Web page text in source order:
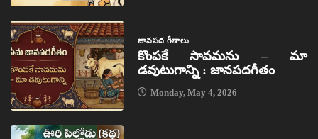
జానపద గీతాలు
కొంపకే సావమను – మా
డవుటుగాన్ని : జానపదగీతం
Monday, May 4, 2026